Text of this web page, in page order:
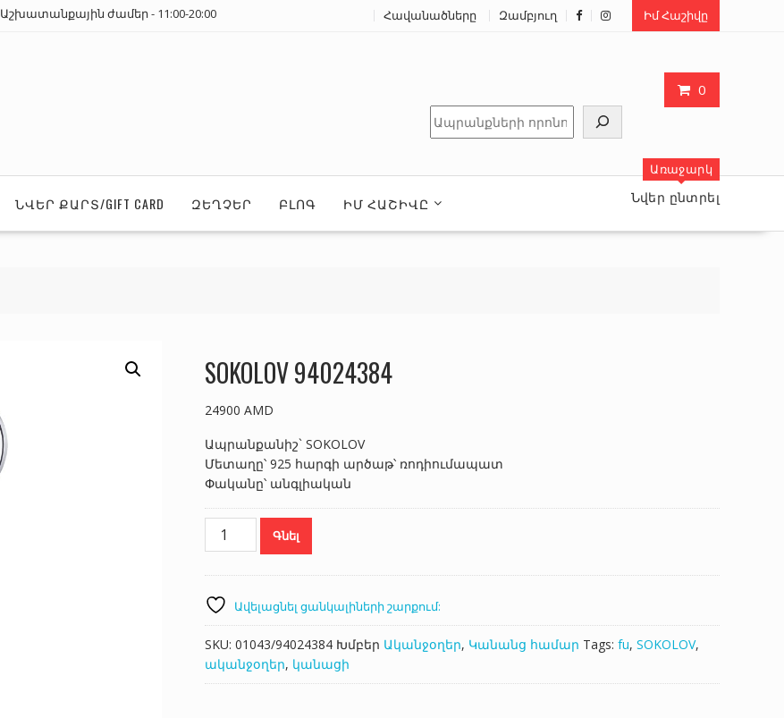
Աշխատանքային ժամեր - 11:00-20:00 Հավանածները Զամբյուղ Իմ Հաշիվը
0
Որոնել
ՆՎԵՐ ՔԱՐՏ/GIFT CARD ԶԵՂՉԵՐ ԲԼՈԳ ԻՄ ՀԱՇԻՎԸ
Առաջարկ
Նվեր ընտրել
SOKOLOV 94024384
24900 AMD
Ապրանքանիշ` SOKOLOV
Մետաղը՝ 925 հարգի արծաթ՝ ռոդիումապատ
Փականը՝ անգլիական
SOKOLOV
94024384
Գնել
Ավելացնել ցանկալիների շարքում:
SKU: 01043/94024384 Խմբեր Ականջօղեր, Կանանց համար Tags: fu, SOKOLOV,
ականջօղեր, կանացի